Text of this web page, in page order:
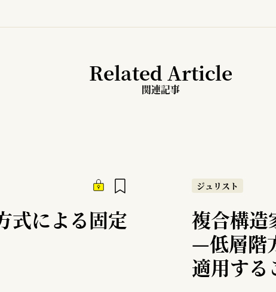
Related Article
関連記事
式による固定
ジュリスト
複合構造
—低層階
適用する